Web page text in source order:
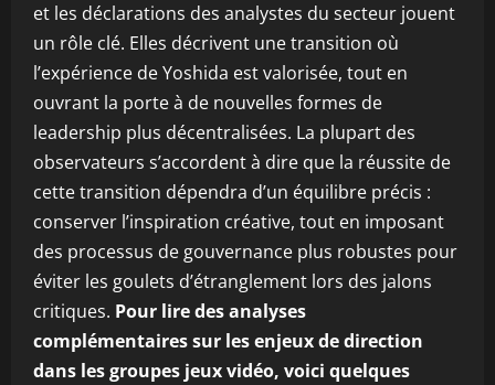
et les déclarations des analystes du secteur jouent
un rôle clé. Elles décrivent une transition où
l’expérience de Yoshida est valorisée, tout en
ouvrant la porte à de nouvelles formes de
leadership plus décentralisées. La plupart des
observateurs s’accordent à dire que la réussite de
cette transition dépendra d’un équilibre précis :
conserver l’inspiration créative, tout en imposant
des processus de gouvernance plus robustes pour
éviter les goulets d’étranglement lors des jalons
critiques. Pour lire des analyses
complémentaires sur les enjeux de direction
dans les groupes jeux vidéo, voici quelques